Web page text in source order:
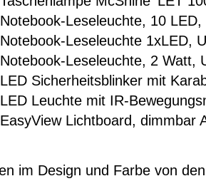
Notebook-Leseleuchte, 10
Notebook-Leseleuchte 1xLED,
Notebook-Leseleuchte, 2 Watt,
LED Sicherheitsblinker mit
LED Leuchte mit IR-
EasyView Lichtboard, dimmbar
im Design und Farbe von